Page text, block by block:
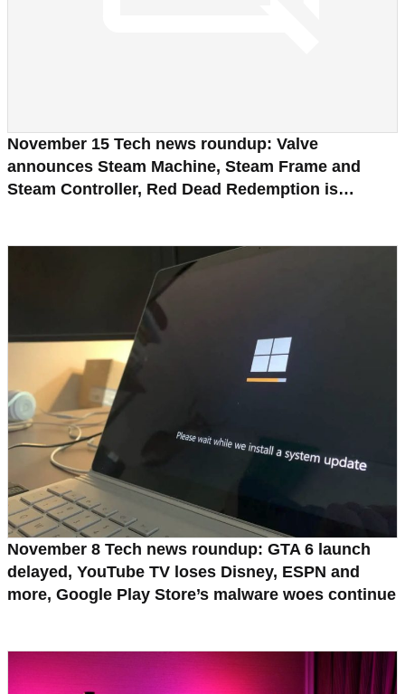
November 15 Tech news roundup: Valve
announces Steam Machine, Steam Frame and
Steam Controller, Red Dead Redemption is
November 8 Tech news roundup: GTA 6 launch
delayed, YouTube TV loses Disney, ESPN and
more, Google Play Store’s malware woes continue